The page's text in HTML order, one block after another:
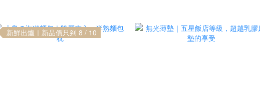
新鮮出爐｜新品價只到 8 / 10